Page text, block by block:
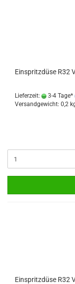
Ein­spritz­dü­se R32
Lieferzeit: 3-4 Tage*
Versandgewicht: 0,2
Ein­spritz­dü­se R32